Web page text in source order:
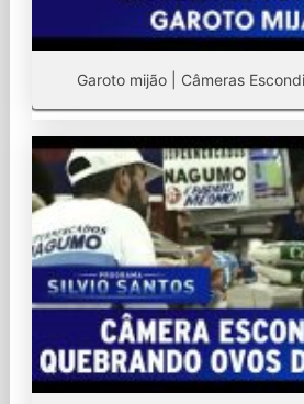
Garoto mijão | Câmeras